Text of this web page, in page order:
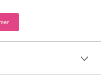
till 9 kg.